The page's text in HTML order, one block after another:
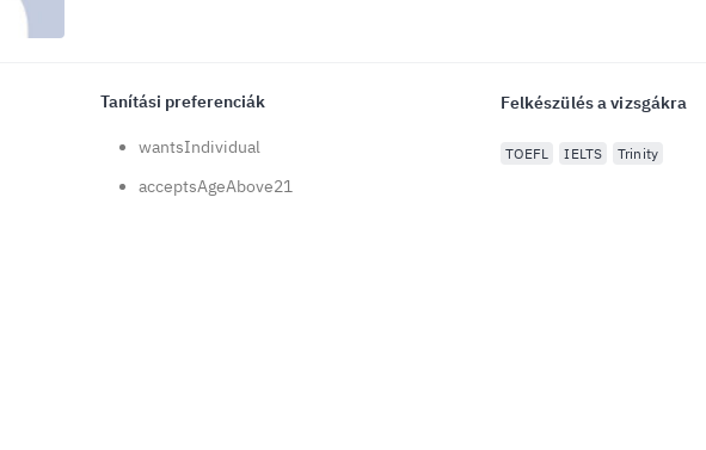
Tanítási preferenciák
wantsIndividual
acceptsAgeAbove21
Felkészülés a vizsgákra
TOEFL IELTS Trinity